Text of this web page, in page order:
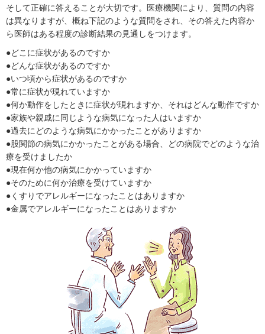
そして正確に答えることが大切です。医療機関により、質問の内容
は異なりますが、概ね下記のような質問をされ、その答えた内容か
ら医師はある程度の診断結果の見通しをつけます。
●どこに症状があるのですか
●どんな症状があるのですか
●いつ頃から症状があるのですか
●常に症状が現れていますか
●何か動作をしたときに症状が現れますか、それはどんな動作ですか
●家族や親戚に同じような病気になった人はいますか
●過去にどのような病気にかかったことがありますか
●股関節の病気にかかったことがある場合、どの病院でどのような治
療を受けましたか
●現在何か他の病気にかかっていますか
●そのために何か治療を受けていますか
●くすりでアレルギーになったことはありますか
●金属でアレルギーになったことはありますか